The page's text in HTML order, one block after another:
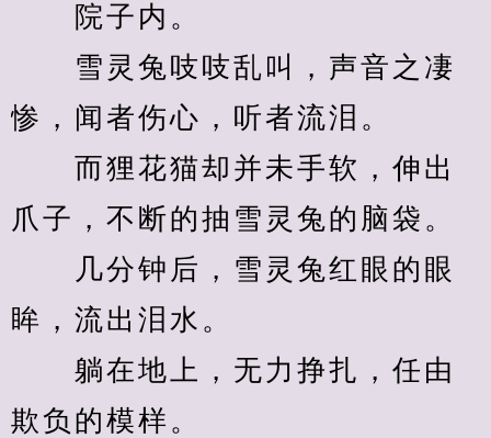
院子内。
雪灵兔吱吱乱叫，声音之凄
惨，闻者伤心，听者流泪。
而狸花猫却并未手软，伸出
爪子，不断的抽雪灵兔的脑袋。
几分钟后，雪灵兔红眼的眼
眸，流出泪水。
躺在地上，无力挣扎，任由
欺负的模样。